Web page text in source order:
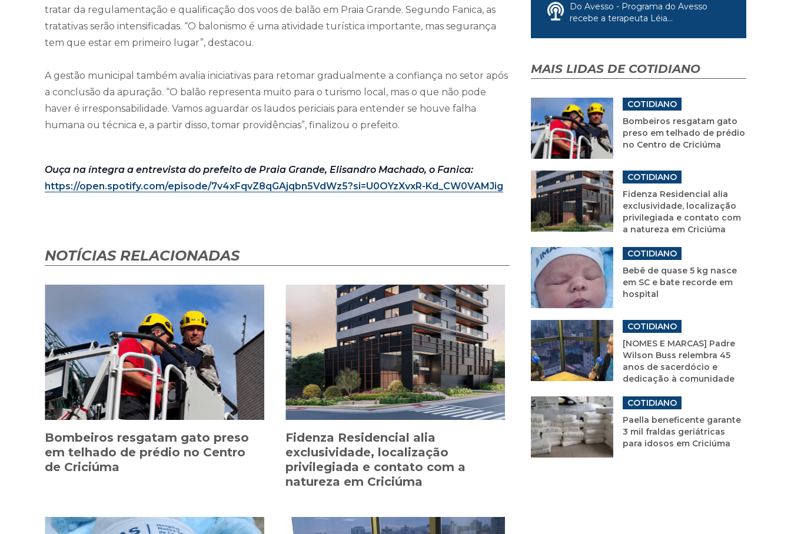
tratar da regulamentação e qualificação dos voos de balão em Praia Grande. Segundo Fanica, as
tratativas serão intensificadas. “O balonismo é uma atividade turística importante, mas segurança
tem que estar em primeiro lugar”, destacou.
A gestão municipal também avalia iniciativas para retomar gradualmente a confiança no setor após
a conclusão da apuração. “O balão representa muito para o turismo local, mas o que não pode
haver é irresponsabilidade. Vamos aguardar os laudos periciais para entender se houve falha
humana ou técnica e, a partir disso, tomar providências”, finalizou o prefeito.
Ouça na íntegra a entrevista do prefeito de Praia Grande, Elisandro Machado, o Fanica:
https://open.spotify.com/episode/7v4xFqvZ8qGAjqbn5VdWz5?si=U0OYzXvxR-Kd_CW0VAMJig
NOTÍCIAS RELACIONADAS
Bombeiros resgatam gato preso
em telhado de prédio no Centro
de Criciúma
Fidenza Residencial alia
exclusividade, localização
privilegiada e contato com a
natureza em Criciúma
Do Avesso - Programa do Avesso
recebe a terapeuta Léia...
MAIS LIDAS DE COTIDIANO
COTIDIANO
Bombeiros resgatam gato
preso em telhado de prédio
no Centro de Criciúma
COTIDIANO
Fidenza Residencial alia
exclusividade, localização
privilegiada e contato com
a natureza em Criciúma
COTIDIANO
Bebê de quase 5 kg nasce
em SC e bate recorde em
hospital
COTIDIANO
[NOMES E MARCAS] Padre
Wilson Buss relembra 45
anos de sacerdócio e
dedicação à comunidade
COTIDIANO
Paella beneficente garante
3 mil fraldas geriátricas
para idosos em Criciúma